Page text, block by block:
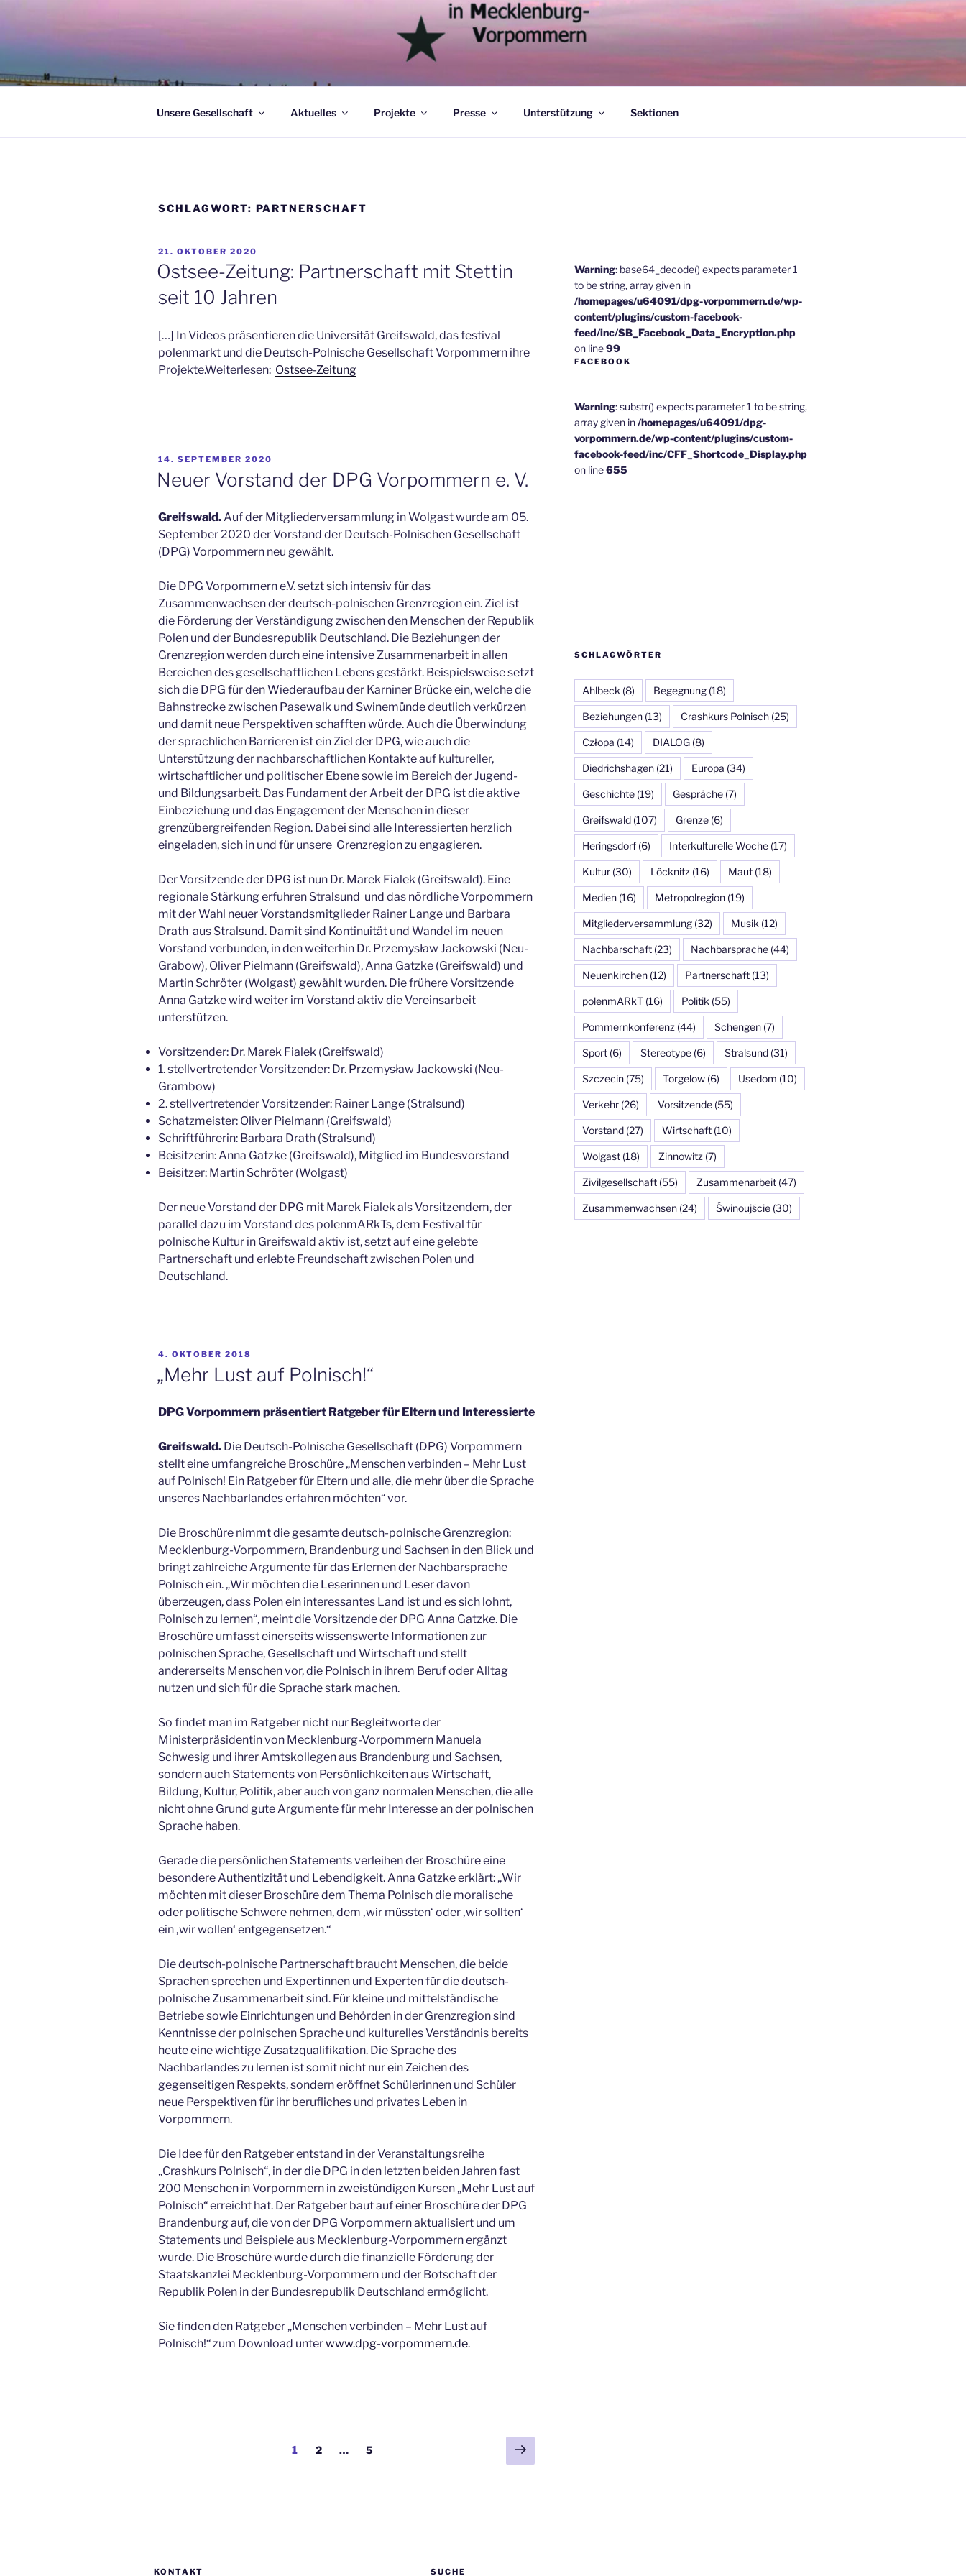
springen
Unsere Gesellschaft Aktuelles Projekte Presse Unterstützung Sektionen
SCHLAGWORT: PARTNERSCHAFT
VERÖFFENTLICHT
AM
21. OKTOBER 2020
Ostsee-Zeitung: Partnerschaft mit Stettin
seit 10 Jahren
[…] In Videos präsentieren die Universität Greifswald, das festival
polenmarkt und die Deutsch-Polnische Gesellschaft Vorpommern ihre
Projekte.Weiterlesen: Ostsee-Zeitung
VERÖFFENTLICHT
14. SEPTEMBER 2020
Neuer Vorstand der DPG Vorpommern e. V.
Greifswald.Auf der Mitgliederversammlung in Wolgast wurde am 05.
September 2020 der Vorstand der Deutsch-Polnischen Gesellschaft
(DPG) Vorpommern neu gewählt.
Die DPG Vorpommern e.V. setzt sich intensiv für das
Zusammenwachsen der deutsch-polnischen Grenzregion ein. Ziel ist
die Förderung der Verständigung zwischen den Menschen der Republik
Polen und der Bundesrepublik Deutschland. Die Beziehungen der
Grenzregion werden durch eine intensive Zusammenarbeit in allen
Bereichen des gesellschaftlichen Lebens gestärkt. Beispielsweise setzt
sich die DPG für den Wiederaufbau der Karniner Brücke ein, welche die
Bahnstrecke zwischen Pasewalk und Swinemünde deutlich verkürzen
und damit neue Perspektiven schafften würde. Auch die Überwindung
der sprachlichen Barrieren ist ein Ziel der DPG, wie auch die
Unterstützung der nachbarschaftlichen Kontakte auf kultureller,
wirtschaftlicher und politischer Ebene sowie im Bereich der Jugend-
und Bildungsarbeit. Das Fundament der Arbeit der DPG ist die aktive
Einbeziehung und das Engagement der Menschen in dieser
grenzübergreifenden Region. Dabei sind alle Interessierten herzlich
eingeladen, sich in und für unsere Grenzregion zu engagieren.
Der Vorsitzende der DPG ist nun Dr. Marek Fialek (Greifswald). Eine
regionale Stärkung erfuhren Stralsund und das nördliche Vorpommern
mit der Wahl neuer Vorstandsmitglieder Rainer Lange und Barbara
Drath aus Stralsund. Damit sind Kontinuität und Wandel im neuen
Vorstand verbunden, in den weiterhin Dr. Przemysław Jackowski (Neu-
Grabow), Oliver Pielmann (Greifswald), Anna Gatzke (Greifswald) und
Martin Schröter (Wolgast) gewählt wurden. Die frühere Vorsitzende
Anna Gatzke wird weiter im Vorstand aktiv die Vereinsarbeit
unterstützen.
Vorsitzender: Dr. Marek Fialek (Greifswald)
1. stellvertretender Vorsitzender: Dr. Przemysław Jackowski (Neu-
Grambow)
2. stellvertretender Vorsitzender: Rainer Lange (Stralsund)
Schatzmeister: Oliver Pielmann (Greifswald)
Schriftführerin: Barbara Drath (Stralsund)
Beisitzerin: Anna Gatzke (Greifswald), Mitglied im Bundesvorstand
Beisitzer: Martin Schröter (Wolgast)
Der neue Vorstand der DPG mit Marek Fialek als Vorsitzendem, der
parallel dazu im Vorstand des polenmARkTs, dem Festival für
polnische Kultur in Greifswald aktiv ist, setzt auf eine gelebte
Partnerschaft und erlebte Freundschaft zwischen Polen und
Deutschland.
VERÖFFENTLICHT
AM
4. OKTOBER 2018
„Mehr Lust auf Polnisch!“
DPG Vorpommern präsentiert Ratgeber für Eltern und Interessierte
Greifswald. Die Deutsch-Polnische Gesellschaft (DPG) Vorpommern
stellt eine umfangreiche Broschüre „Menschen verbinden – Mehr Lust
auf Polnisch! Ein Ratgeber für Eltern und alle, die mehr über die Sprache
unseres Nachbarlandes erfahren möchten“ vor.
Die Broschüre nimmt die gesamte deutsch-polnische Grenzregion:
Mecklenburg-Vorpommern, Brandenburg und Sachsen in den Blick und
bringt zahlreiche Argumente für das Erlernen der Nachbarsprache
Polnisch ein. „Wir möchten die Leserinnen und Leser davon
überzeugen, dass Polen ein interessantes Land ist und es sich lohnt,
Polnisch zu lernen“, meint die Vorsitzende der DPG Anna Gatzke. Die
Broschüre umfasst einerseits wissenswerte Informationen zur
polnischen Sprache, Gesellschaft und Wirtschaft und stellt
andererseits Menschen vor, die Polnisch in ihrem Beruf oder Alltag
nutzen und sich für die Sprache stark machen.
So findet man im Ratgeber nicht nur Begleitworte der
Ministerpräsidentin von Mecklenburg-Vorpommern Manuela
Schwesig und ihrer Amtskollegen aus Brandenburg und Sachsen,
sondern auch Statements von Persönlichkeiten aus Wirtschaft,
Bildung, Kultur, Politik, aber auch von ganz normalen Menschen, die alle
nicht ohne Grund gute Argumente für mehr Interesse an der polnischen
Sprache haben.
Gerade die persönlichen Statements verleihen der Broschüre eine
besondere Authentizität und Lebendigkeit. Anna Gatzke erklärt: „Wir
möchten mit dieser Broschüre dem Thema Polnisch die moralische
oder politische Schwere nehmen, dem ‚wir müssten‘ oder ‚wir sollten‘
ein ‚wir wollen‘ entgegensetzen.“
Die deutsch-polnische Partnerschaft braucht Menschen, die beide
Sprachen sprechen und Expertinnen und Experten für die deutsch-
polnische Zusammenarbeit sind. Für kleine und mittelständische
Betriebe sowie Einrichtungen und Behörden in der Grenzregion sind
Kenntnisse der polnischen Sprache und kulturelles Verständnis bereits
heute eine wichtige Zusatzqualifikation. Die Sprache des
Nachbarlandes zu lernen ist somit nicht nur ein Zeichen des
gegenseitigen Respekts, sondern eröffnet Schülerinnen und Schüler
neue Perspektiven für ihr berufliches und privates Leben in
Vorpommern.
Die Idee für den Ratgeber entstand in der Veranstaltungsreihe
„Crashkurs Polnisch“, in der die DPG in den letzten beiden Jahren fast
200 Menschen in Vorpommern in zweistündigen Kursen „Mehr Lust auf
Polnisch“ erreicht hat. Der Ratgeber baut auf einer Broschüre der DPG
Brandenburg auf, die von der DPG Vorpommern aktualisiert und um
Statements und Beispiele aus Mecklenburg-Vorpommern ergänzt
wurde. Die Broschüre wurde durch die finanzielle Förderung der
Staatskanzlei Mecklenburg-Vorpommern und der Botschaft der
Republik Polen in der Bundesrepublik Deutschland ermöglicht.
Sie finden den Ratgeber „Menschen verbinden – Mehr Lust auf
Polnisch!“ zum Download unterwww.dpg-vorpommern.de.
Beitragsnavigation
Seite
1 Seite
2 … Seite
5
Nächste
Seite
Warning: base64_decode() expects parameter 1
to be string, array given in
/homepages/u64091/dpg-vorpommern.de/wp-
content/plugins/custom-facebook-
feed/inc/SB_Facebook_Data_Encryption.php
on line99
FACEBOOK
Warning: substr() expects parameter 1 to be string,
array given in/homepages/u64091/dpg-
vorpommern.de/wp-content/plugins/custom-
facebook-feed/inc/CFF_Shortcode_Display.php
on line655
SCHLAGWÖRTER
Ahlbeck (8) Begegnung(18)
Beziehungen(13) Crashkurs Polnisch(25)
Człopa (14) DIALOG(8)
Diedrichshagen(21) Europa (34)
Geschichte(19) Gespräche(7)
Greifswald(107) Grenze(6)
Heringsdorf(6) Interkulturelle Woche(17)
Kultur(30) Löcknitz (16) Maut(18)
Medien(16) Metropolregion(19)
Mitgliederversammlung(32) Musik (12)
Nachbarschaft(23) Nachbarsprache(44)
Neuenkirchen(12) Partnerschaft(13)
polenmARkT(16) Politik (55)
Pommernkonferenz (44) Schengen(7)
Sport(6) Stereotype(6) Stralsund(31)
Szczecin(75) Torgelow(6) Usedom (10)
Verkehr(26) Vorsitzende(55)
Vorstand(27) Wirtschaft(10)
Wolgast(18) Zinnowitz (7)
Zivilgesellschaft(55) Zusammenarbeit(47)
Zusammenwachsen(24) Świnoujście(30)
KONTAKT SUCHE